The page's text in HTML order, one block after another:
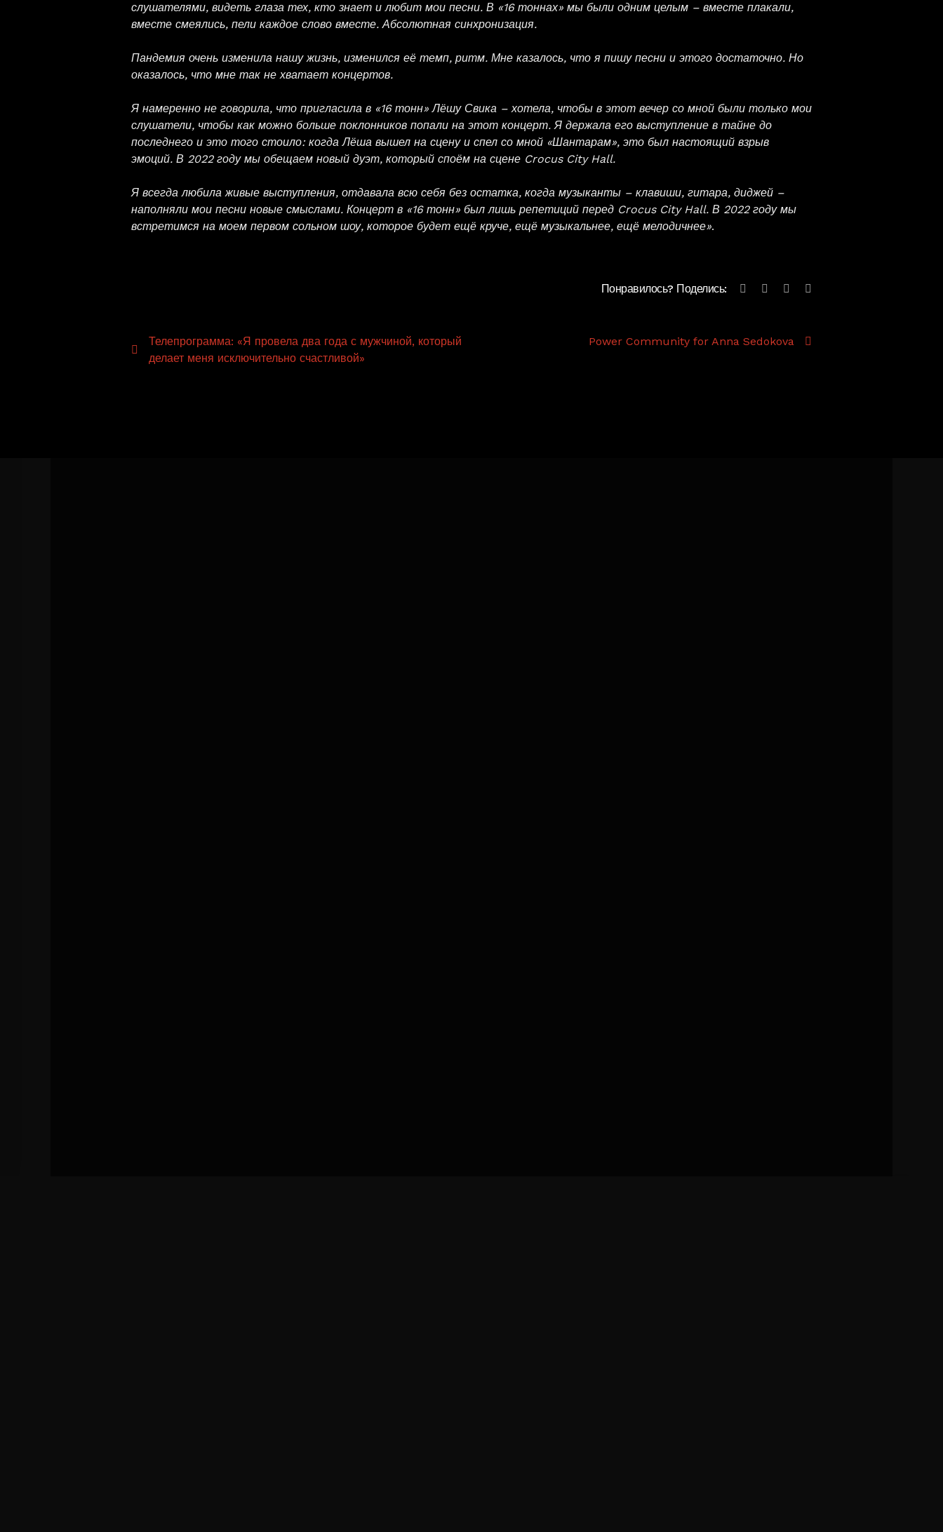
слушателями, видеть глаза тех, кто знает и любит мои песни. В «16 тоннах» мы были одним целым – вместе плакали,
вместе смеялись, пели каждое слово вместе. Абсолютная синхронизация.
Пандемия очень изменила нашу жизнь, изменился её темп, ритм. Мне казалось, что я пишу песни и этого достаточно. Но
оказалось, что мне так не хватает концертов.
Я намеренно не говорила, что пригласила в «16 тонн» Лёшу Свика – хотела, чтобы в этот вечер со мной были только мои
слушатели, чтобы как можно больше поклонников попали на этот концерт. Я держала его выступление в тайне до
последнего и это того стоило: когда Лёша вышел на сцену и спел со мной «Шантарам», это был настоящий взрыв
эмоций. В 2022 году мы обещаем новый дуэт, который споём на сцене Crocus City Hall.
Я всегда любила живые выступления, отдавала всю себя без остатка, когда музыканты – клавиши, гитара, диджей –
наполняли мои песни новые смыслами. Концерт в «16 тонн» был лишь репетиций перед Crocus City Hall. В 2022 году мы
встретимся на моем первом сольном шоу, которое будет ещё круче, ещё музыкальнее, ещё мелодичнее».
Понравилось? Поделись:
Навигация
Телепрограмма: «Я провела два года с мужчиной, который
делает меня исключительно счастливой»
Power Community for Anna Sedokova